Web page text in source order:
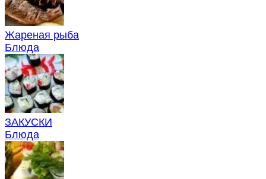
Жареная рыба
Блюда
ЗАКУСКИ
Блюда